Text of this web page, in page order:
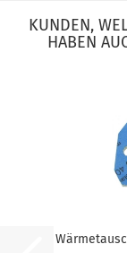
KUNDEN,
HABEN